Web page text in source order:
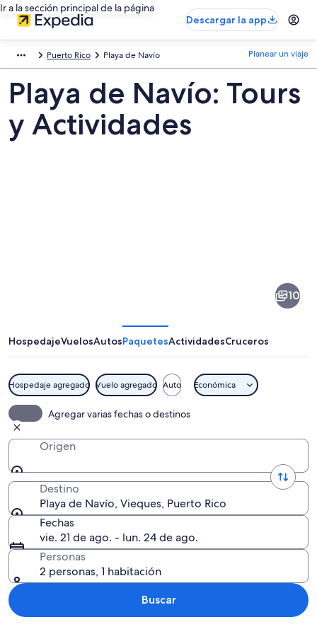
Ir a la sección principal de la página
Descargar la app
Puerto Rico Playa de Navío Planear un viaje
Playa de Navío: Tours
y Actividades
10
HospedajeVuelosAutosPaquetesActividadesCruceros
Hospedaje agregado Vuelo agregado Auto Económica
Agregar varias fechas o destinos
Origen
Destino
Playa de Navío, Vieques, Puerto Rico
Fechas
vie. 21 de ago. - lun. 24 de ago.
Personas
2 personas, 1 habitación
Buscar